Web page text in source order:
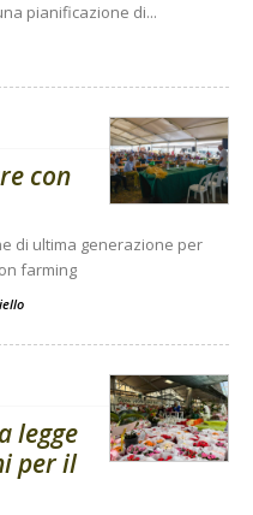
pianificazione di...
con
di ultima generazione per
farming
legge
per il